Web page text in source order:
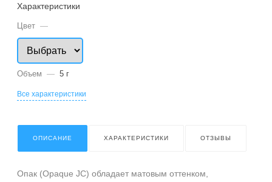
Характеристики
Цвет —
Объем — 5 г
Все характеристики
ОПИСАНИЕ ХАРАКТЕРИСТИКИ ОТЗЫВЫ
Опак (Opaque JC) обладает матовым оттенком,